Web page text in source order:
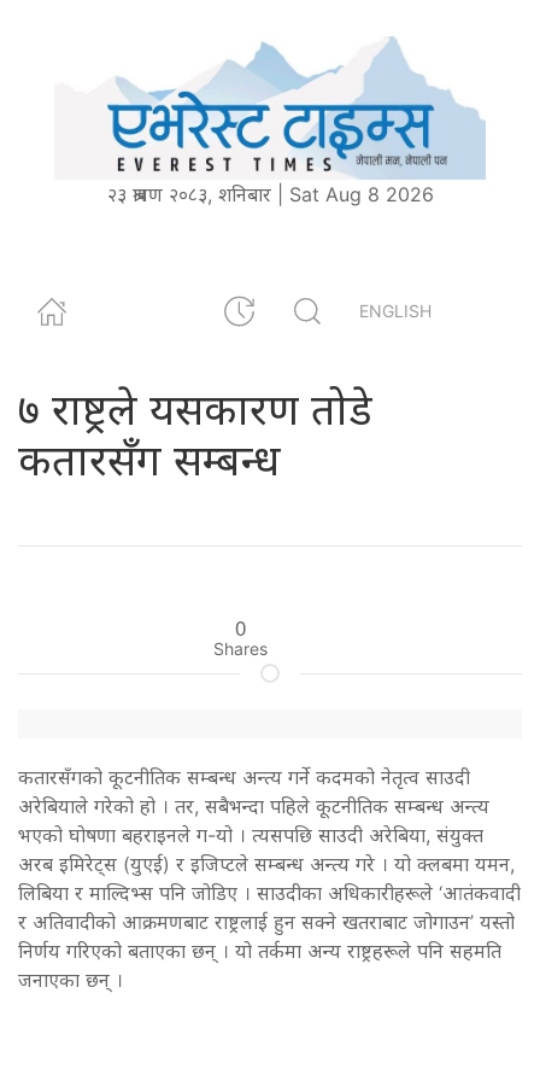
२३ श्रावण २०८३, शनिबार | Sat Aug 8 2026
ENGLISH
७ राष्ट्रले यसकारण तोडे
कतारसँग सम्बन्ध
0
Shares
कतारसँगको कूटनीतिक सम्बन्ध अन्त्य गर्ने कदमको नेतृत्व साउदी
अरेबियाले गरेको हो । तर, सबैभन्दा पहिले कूटनीतिक सम्बन्ध अन्त्य
भएको घोषणा बहराइनले ग-यो । त्यसपछि साउदी अरेबिया, संयुक्त
अरब इमिरेट्स (युएई) र इजिप्टले सम्बन्ध अन्त्य गरे । यो क्लबमा यमन,
लिबिया र माल्दिभ्स पनि जोडिए । साउदीका अधिकारीहरूले ‘आतंकवादी
र अतिवादीको आक्रमणबाट राष्ट्रलाई हुन सक्ने खतराबाट जोगाउन’ यस्तो
निर्णय गरिएको बताएका छन् । यो तर्कमा अन्य राष्ट्रहरूले पनि सहमति
जनाएका छन् ।